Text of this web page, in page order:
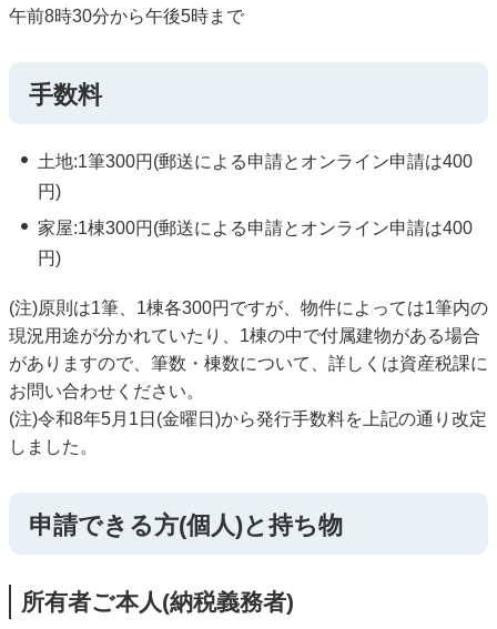
午前8時30分から午後5時まで
手数料
土地:1筆300円(郵送による申請とオンライン申請は400
円)
家屋:1棟300円(郵送による申請とオンライン申請は400
円)
(注)原則は1筆、1棟各300円ですが、物件によっては1筆内の
現況用途が分かれていたり、1棟の中で付属建物がある場合
がありますので、筆数・棟数について、詳しくは資産税課に
お問い合わせください。
(注)令和8年5月1日(金曜日)から発行手数料を上記の通り改定
しました。
申請できる方(個人)と持ち物
所有者ご本人(納税義務者)